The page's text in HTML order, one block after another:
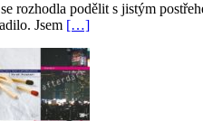
rozhodla podělit s jistým
Jsem […]